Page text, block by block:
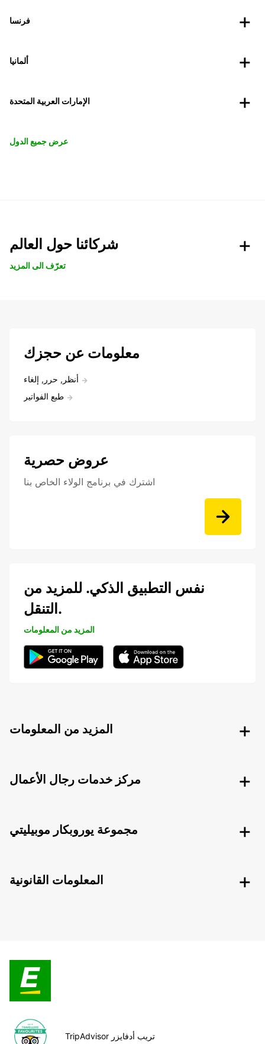
فرنسا
ألمانيا
الإمارات العربية المتحدة
عرض جميع الدول
شركائنا حول العالم
تعرّف الى المزيد
معلومات عن حجزك
أنظر, حرر, إلغاء
طبع الفواتير
عروض حصرية
اشترك في برنامج الولاء الخاص بنا
نفس التطبيق الذكي. للمزيد من
التنقل.
المزيد من المعلومات
المزيد من المعلومات
مركز خدمات رجال الأعمال
مجموعة يوروبكار موبيليتي
المعلومات القانونية
TripAdvisor تريب أدفايزر